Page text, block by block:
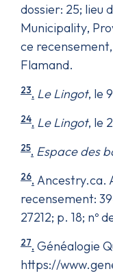
dossier: 25; lieu
Municipality,
ce
Flamand.
23. Le Lingot, le
24. Le Lingot, le
25. Espace des
26. Ancestry.ca.
recensement:
27212; p. 18; nº
27. Généalogie
https://